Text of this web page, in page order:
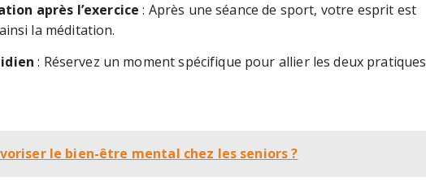
après l’exercice : Après une séance de sport, votre esprit est
la méditation.
: Réservez un moment spécifique pour allier les deux pratiques
le bien-être mental chez les seniors ?